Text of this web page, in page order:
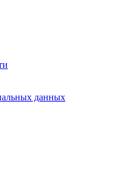
данных